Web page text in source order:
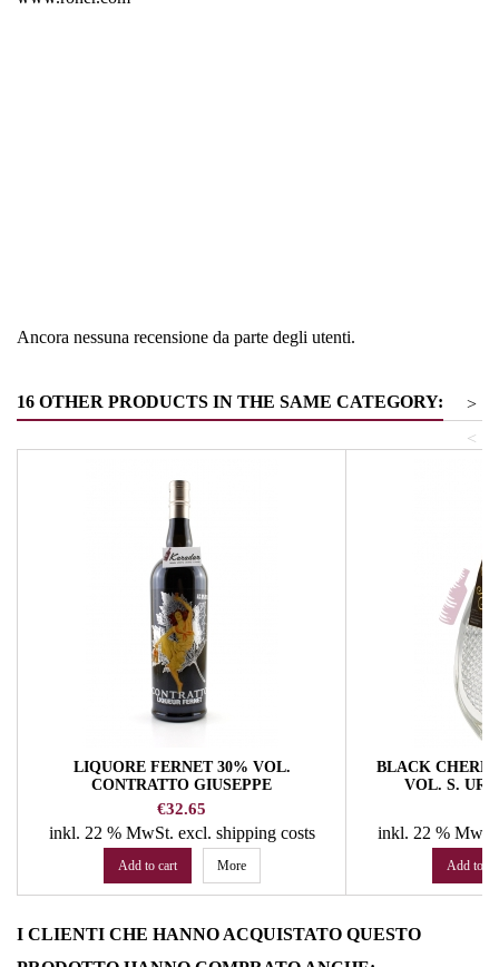
Ancora nessuna recensione da parte degli utenti.
16 OTHER PRODUCTS IN THE SAME CATEGORY:
>
<
LIQUORE FERNET 30% VOL.
CONTRATTO GIUSEPPE
Price
€32.65
inkl. 22 % MwSt. excl. shipping costs
Add to cart More
BLACK
VOL. S.
inkl. 22 %
Add to
I CLIENTI CHE HANNO ACQUISTATO QUESTO